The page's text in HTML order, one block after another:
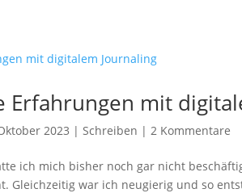
Erfahrungen mit
2023 |Schreiben |2 Kommentare
ich mich bisher noch gar nicht
Gleichzeitig war ich neugierig und so